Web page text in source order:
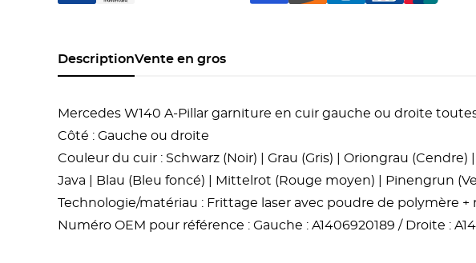
DescriptionVente en gros
Mercedes W140 A-Pillar garniture en cuir gauche ou droite
Côté : Gauche ou droite
Couleur du cuir : Schwarz (Noir) | Grau (Gris) | Oriongrau
Java | Blau (Bleu foncé) | Mittelrot (Rouge moyen) | Pinengrun
Technologie/matériau : Frittage laser avec poudre de polymère
Numéro OEM pour référence : Gauche : A1406920189 / Droite :